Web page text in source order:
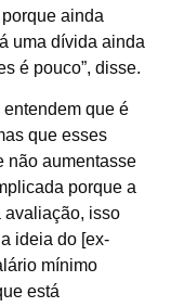
ainda
uma dívida ainda
é pouco”, disse.
entendem que é
que esses
não aumentasse
porque a
avaliação, isso
ideia do [ex-
mínimo
está